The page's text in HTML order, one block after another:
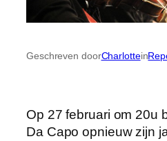
Geschreven doorCharlottein
Op 27 februari om 20u
Da Capo opnieuw zijn